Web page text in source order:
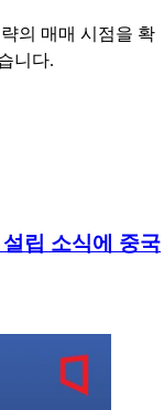
의 매매 시점을 확
니다.
립 소식에 중국